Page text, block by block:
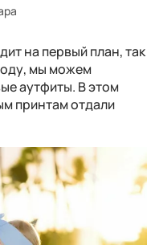
на первый план, так
мы можем
аутфиты. В этом
принтам отдали